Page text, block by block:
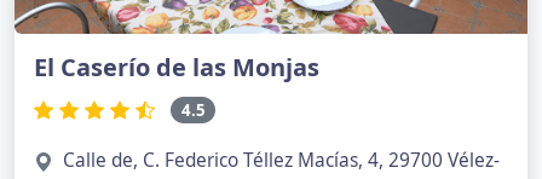
El Caserío de las Monjas
4.5
Calle de, C. Federico Téllez Macías, 4, 29700 Vélez-